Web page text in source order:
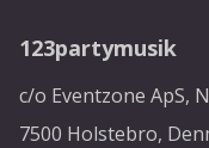
123partymusik
c/o Eventzone ApS,
7500 Holstebro,